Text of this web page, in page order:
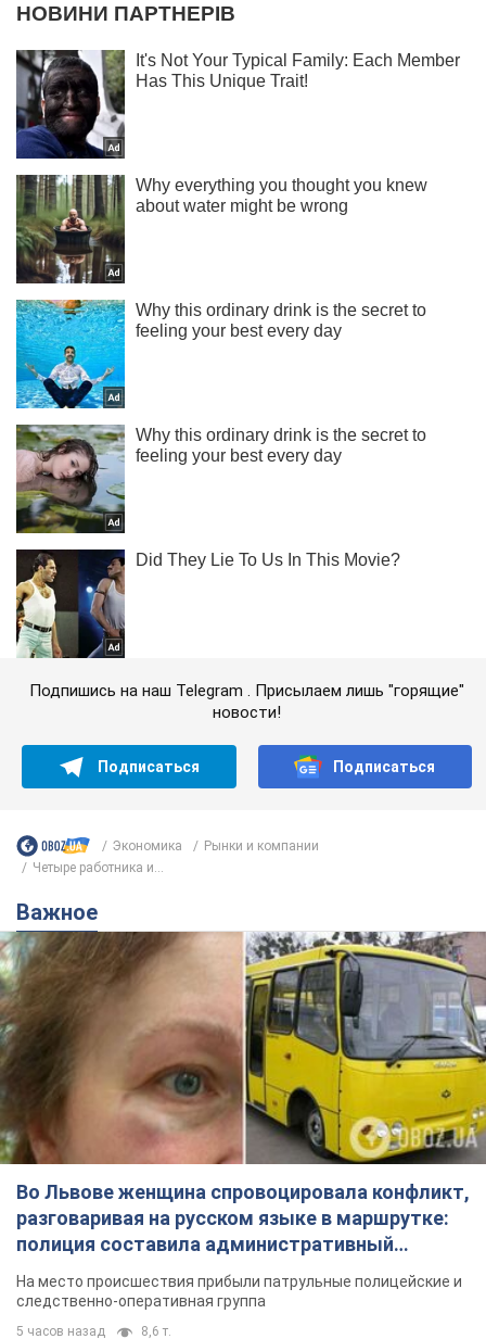
Подпишись на наш Telegram . Присылаем лишь "горящие"
новости!
Подписаться Подписаться
Экономика
Рынки и компании
Четыре работника и...
Важное
Во Львове женщина спровоцировала конфликт,
разговаривая на русском языке в маршрутке:
полиция составила административный
протокол. Видео
На место происшествия прибыли патрульные полицейские и
следственно-оперативная группа
5 часов назад 8,6 т.